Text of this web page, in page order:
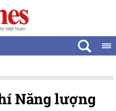
Năng lượng